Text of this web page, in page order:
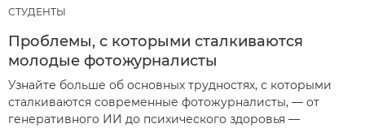
СТУДЕНТЫ
Проблемы, с которыми сталкиваются
молодые фотожурналисты
Узнайте больше об основных трудностях, с которыми
сталкиваются современные фотожурналисты, — от
генеративного ИИ до психического здоровья —